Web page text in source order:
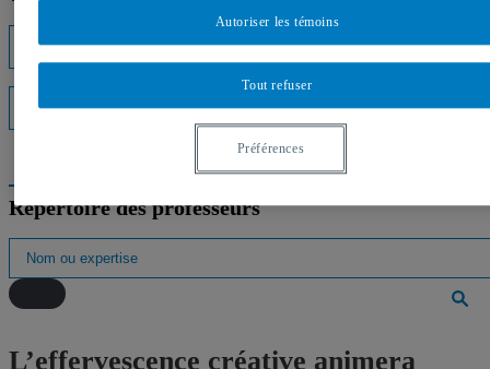
Listes d'experts
Interventions médiatiques
Répertoire des professeurs
L’effervescence créative animera
Tout refuser
Autoriser les témoins
Préférences